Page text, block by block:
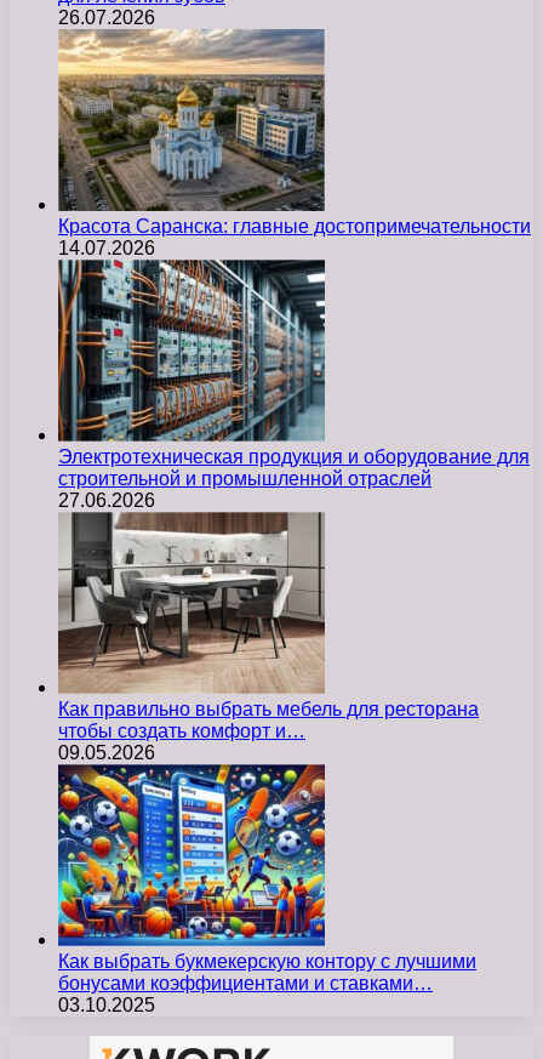
26.07.2026
Красота Саранска: главные достопримечательности
14.07.2026
Электротехническая продукция и оборудование для
строительной и промышленной отраслей
27.06.2026
Как правильно выбрать мебель для ресторана
чтобы создать комфорт и…
09.05.2026
Как выбрать букмекерскую контору с лучшими
бонусами коэффициентами и ставками…
03.10.2025